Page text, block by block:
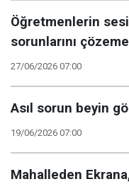
Öğretmenlerin
sorunlarını
27/06/2026 07:00
Asıl sorun beyin
19/06/2026 07:00
Mahalleden